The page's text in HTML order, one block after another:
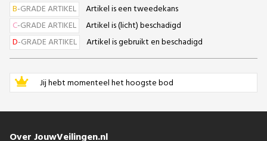
B-GRADE ARTIKEL
Artikel is een tweedekans
C-GRADE ARTIKEL
Artikel is (licht) beschadigd
D-GRADE ARTIKEL Artikel is gebruikt en beschadigd
Jij hebt momenteel het hoogste bod
Over JouwVeilingen.nl